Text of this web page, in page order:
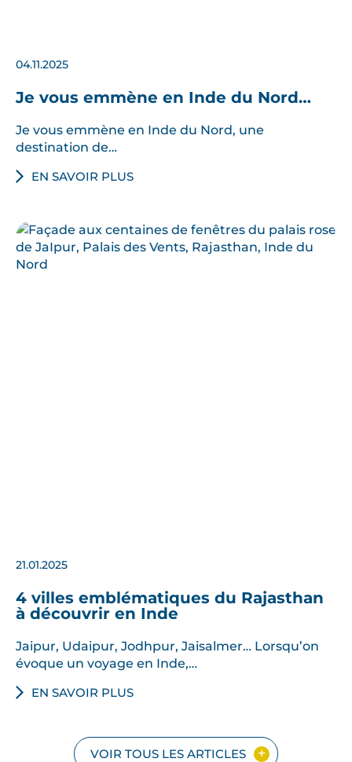
04.11.2025
Je vous emmène en Inde du Nord…
Je vous emmène en Inde du Nord, une
destination de…
EN SAVOIR PLUS
21.01.2025
4 villes emblématiques du Rajasthan
à découvrir en Inde
Jaipur, Udaipur, Jodhpur, Jaisalmer… Lorsqu’on
évoque un voyage en Inde,…
EN SAVOIR PLUS
VOIR TOUS LES ARTICLES